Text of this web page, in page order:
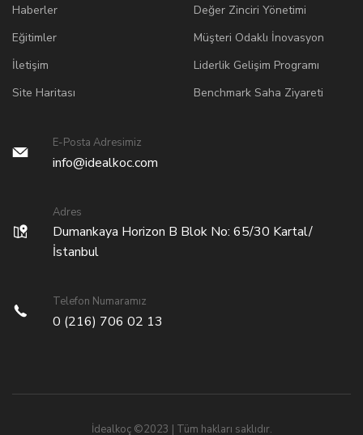
Haberler
Eğitimler
İletişim
Site Haritası
Değer Zinciri Yönetimi
Müşteri Odaklı İnovasyon
Liderlik Gelişim Programı
Benchmark Saha Ziyareti
E-Posta Adresimiz
info@idealkoc.com
Adres
Dumankaya Horizon B Blok No: 65/30 Kartal/
İstanbul
Telefon Numaramız
0 (216) 706 02 13
İdealkoç ©2023 | Tüm hakları saklıdır.